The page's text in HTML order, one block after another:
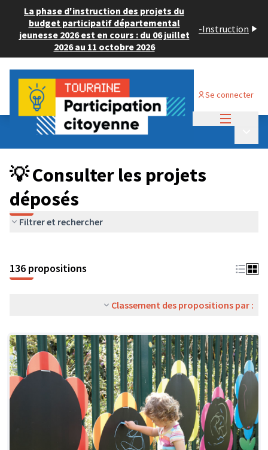
La phase d'instruction des projets du
budget participatif départemental
jeunesse 2026 est en cours : du 06 juillet
2026 au 11 octobre 2026
-Instruction
Se connecter
Budget Participatif JEUNESSE 2024
💡 Consulter les projets déposés
💡 Consulter les projets
déposés
Filtrer et rechercher
136 propositions
Classement des propositions par :